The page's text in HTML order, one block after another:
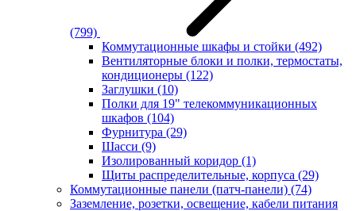
(799)
Коммутационные шкафы и стойки (492)
Вентиляторные блоки и полки, термостаты,
кондиционеры (122)
Заглушки (10)
Полки для 19" телекоммуникационных
шкафов (104)
Фурнитура (29)
Шасси (9)
Изолированный коридор (1)
Щиты распределительные, корпуса (29)
Коммутационные панели (патч-панели) (74)
Заземление, розетки, освещение, кабели питания